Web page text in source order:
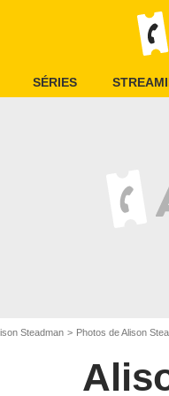
SÉRIES
Steadman Photos de Alison